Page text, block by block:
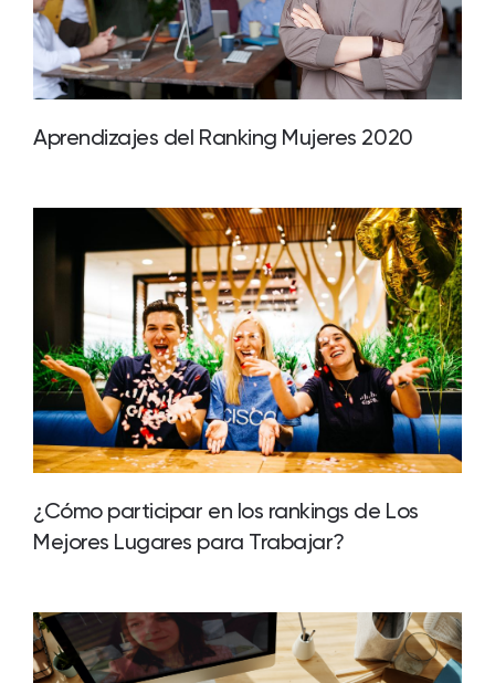
Aprendizajes del Ranking Mujeres 2020
¿Cómo participar en los rankings de Los
Mejores Lugares para Trabajar?